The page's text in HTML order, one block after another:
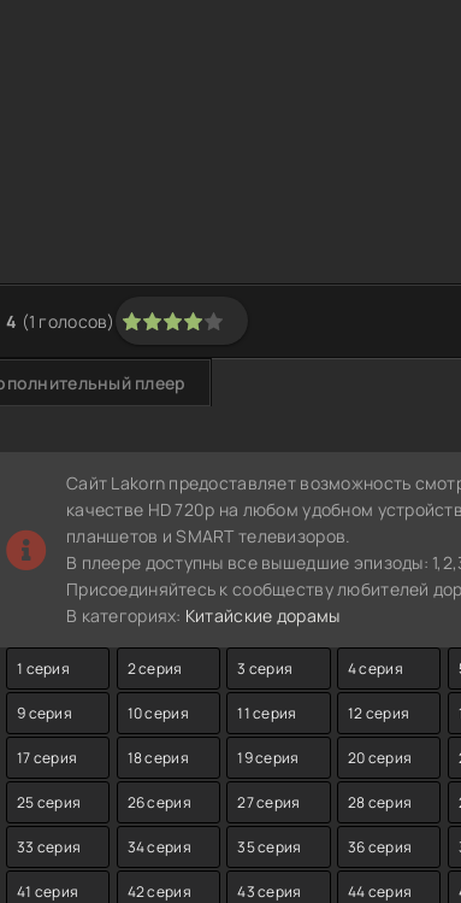
4 (1 голосов)
1 2 3 4 5
плеер
Сайт Lakorn предоставляет возможность
качестве HD 720p на любом удобном
планшетов и SMART телевизоров.
В плеере доступны все вышедшие эпизоды:
Присоединяйтесь к сообществу любителей
В категориях: Китайские дорамы
1 серия 2 серия 3 серия 4 серия
9 серия 10 серия 11 серия 12 серия
17 серия 18 серия 19 серия 20 серия
25 серия 26 серия 27 серия 28 серия
33 серия 34 серия 35 серия 36 серия
41 серия 42 серия 43 серия 44 серия